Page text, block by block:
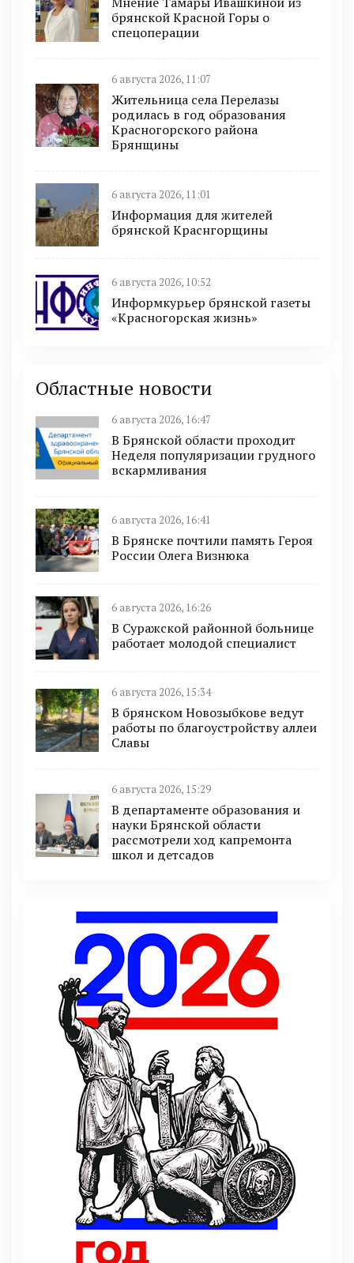
брянской Красной Горы о
спецоперации
6 августа 2026, 11:07
Жительница села Перелазы
родилась в год образования
Красногорского района
Брянщины
6 августа 2026, 11:01
Информация для жителей
брянской Краснгорщины
6 августа 2026, 10:52
Информкурьер брянской газеты
«Красногорская жизнь»
Областные новости
6 августа 2026, 16:47
В Брянской области проходит
Неделя популяризации грудного
вскармливания
6 августа 2026, 16:41
В Брянске почтили память Героя
России Олега Визнюка
6 августа 2026, 16:26
В Суражской районной больнице
работает молодой специалист
6 августа 2026, 15:34
В брянском Новозыбкове ведут
работы по благоустройству аллеи
Славы
6 августа 2026, 15:29
В департаменте образования и
науки Брянской области
рассмотрели ход капремонта
школ и детсадов